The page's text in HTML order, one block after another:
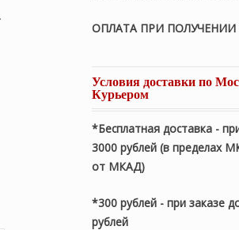
ОПЛАТА ПРИ ПОЛУЧЕНИИ
Условия доставки по
Курьером
*Бесплатная доставка -
3000 рублей (в пределах
от МКАД)
*300 рублей - при заказе
рублей